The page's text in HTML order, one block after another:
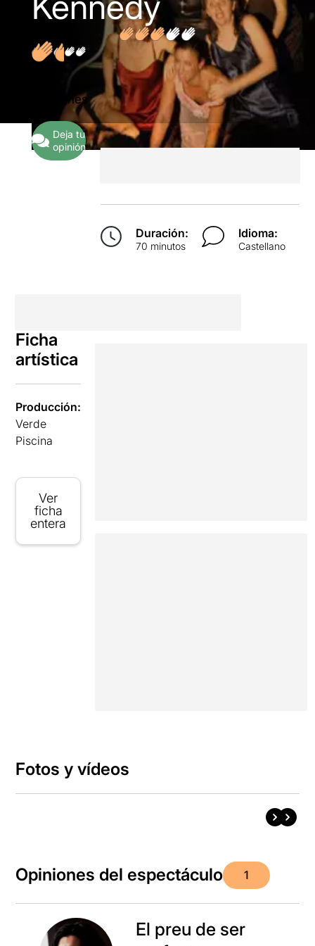
Opiniones
Deja tu
opinión
Duración:
70 minutos
Idioma:
Castellano
Ficha
artística
Producción:
Verde
Piscina
Ver
ficha
entera
Fotos y vídeos
Opiniones del espectáculo 1
El preu de ser